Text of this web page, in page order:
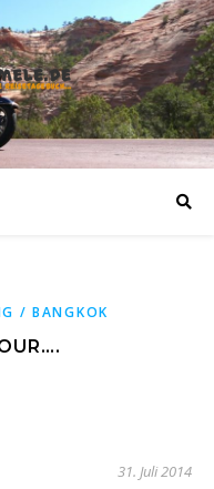
/ BANGKOK
31. Juli 2014